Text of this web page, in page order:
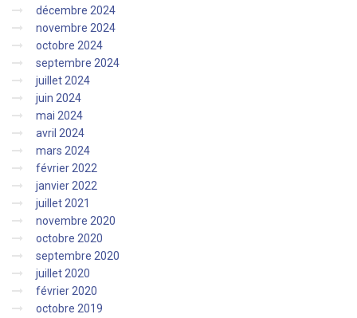
décembre 2024
novembre 2024
octobre 2024
septembre 2024
juillet 2024
juin 2024
mai 2024
avril 2024
mars 2024
février 2022
janvier 2022
juillet 2021
novembre 2020
octobre 2020
septembre 2020
juillet 2020
février 2020
octobre 2019